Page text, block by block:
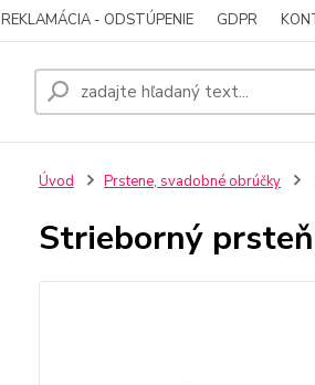
REKLAMÁCIA - ODSTÚPENIE GDPR
Úvod Prstene, svadobné obrúčky
Strieborný